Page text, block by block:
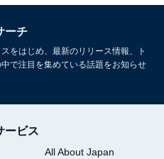
ーチ
をはじめ、最新のリリース情報、ト
で注目を集めている話題をお知らせ
ービス
All About Japan